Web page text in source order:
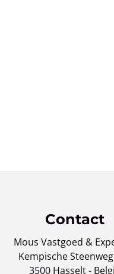
Contact
Mous Vastgoed &
Kempische
3500 Hasselt -